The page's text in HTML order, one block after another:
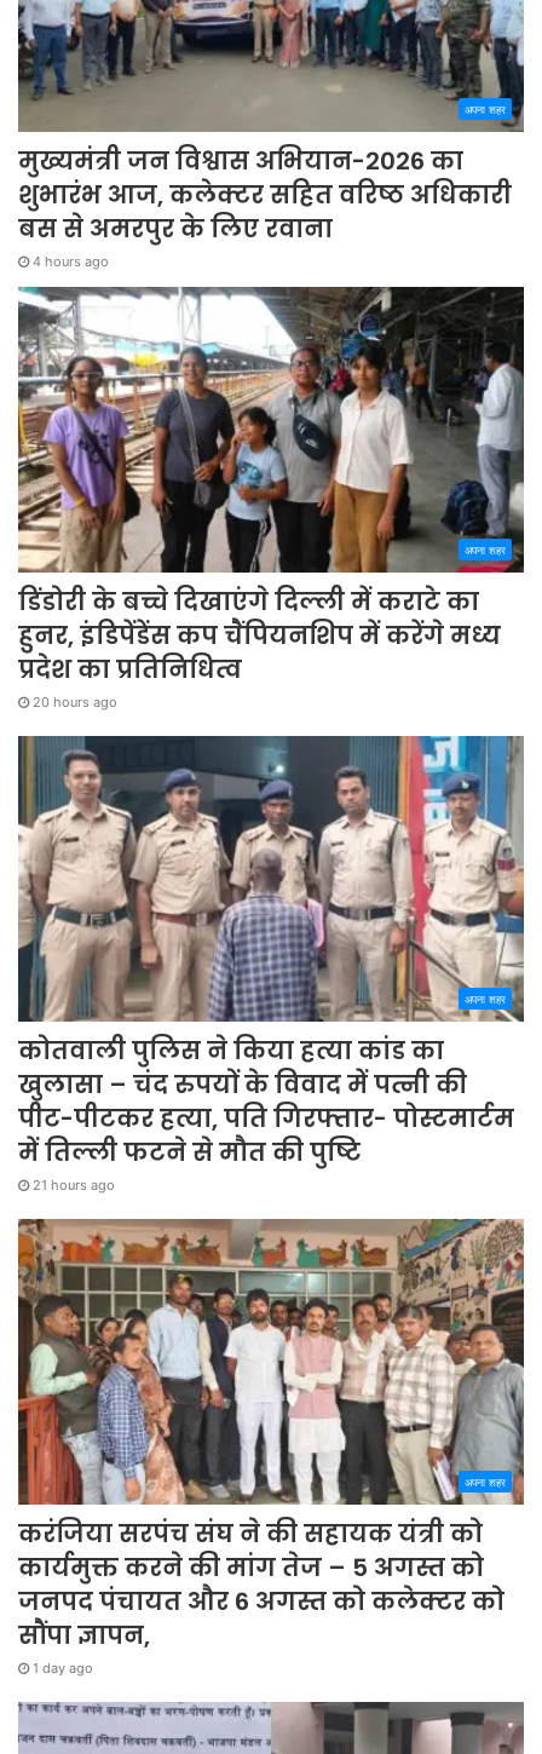
अपना शहर
मुख्यमंत्री जन विश्वास अभियान-2026 का
शुभारंभ आज, कलेक्टर सहित वरिष्ठ अधिकारी
बस से अमरपुर के लिए रवाना
4 hours ago
अपना शहर
डिंडोरी के बच्चे दिखाएंगे दिल्ली में कराटे का
हुनर, इंडिपेंडेंस कप चैंपियनशिप में करेंगे मध्य
प्रदेश का प्रतिनिधित्व
20 hours ago
अपना शहर
कोतवाली पुलिस ने किया हत्या कांड का
खुलासा – चंद रुपयों के विवाद में पत्नी की
पीट-पीटकर हत्या, पति गिरफ्तार- पोस्टमार्टम
में तिल्ली फटने से मौत की पुष्टि
21 hours ago
अपना शहर
करंजिया सरपंच संघ ने की सहायक यंत्री को
कार्यमुक्त करने की मांग तेज – 5 अगस्त को
जनपद पंचायत और 6 अगस्त को कलेक्टर को
सौंपा ज्ञापन,
1 day ago